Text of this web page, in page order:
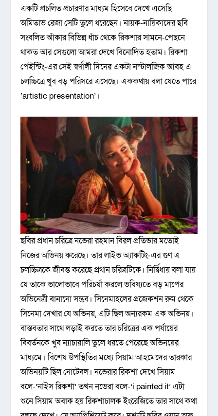
একটি প্রচলিত প্রচারণার মাধ্যম হিসেবে দেখে এসেছি
অমিতাভ রেজা সেটি তুলে ধরেছেন। নায়ক-নায়িকাদের ছবি
সংবলিত আঁকার বিভিন্ন ধাঁচ থেকে রিকশার সামনে-পেছনে
থাকত আর সেগুলো আমরা দেখে বিনোদিত হতাম। রিকশা
পেইন্টিং-এর সেই স্বর্ণালী দিনের একটা নস্টালজিক আবহ এ
চলচ্চিত্রে খুব বড় পরিসরে এসেছে। এককথায় বলা যেতে পারে
‘artistic presentation’।
ছবির প্রধান চরিত্রে নভেরা রহমান বিরল প্রতিভার মতোই
নিজের অভিনয় করেছে। তার লাইভ অ্যাকটিং-এর গুণ এ
চলচ্চিত্রকে জীবন্ত করেছে প্রথান চরিত্রটিকে। নির্দ্বিধায় বলা যায়
যে তাকে ভালোভাবে পরিচর্যা করলে ভবিষ্যতে বড় মাপের
অভিনেত্রী বানানো সম্ভব। সিনেমাহলের প্রজেকশন রুম থেকে
সিনেমা দেখার যে অভিনয়, এটি ছিল অন্যরকম এক অভিনয়।
বাস্তবতার সাথে লড়াই করতে তার চরিত্রের এক পর্যায়ের
বিবর্তনকে খুব ন্যাচারালি তুলে ধরতে পেরেছে অভিনয়ের
মাধ্যমে। বিশেষ উপস্থিতির মধ্যে সিয়াম আহমেদের তারকার
অভিনয়টি ছিল নোটেবল। নভেরার রিকশা দেখে সিয়াম
বলে-‘নাইস রিকশা’ তখন নভেরা বলে-‘i painted it’ এটা
শুনে সিয়াম অবাক হয় রিকশাচালক ইংরেজিতে তার সাথে কথা